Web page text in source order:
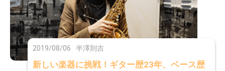
2019/08/06 半澤則吉
新しい楽器に挑戦！ギター歴23年、ベース歴